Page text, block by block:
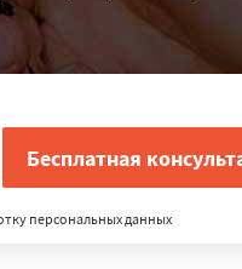
персональных данных